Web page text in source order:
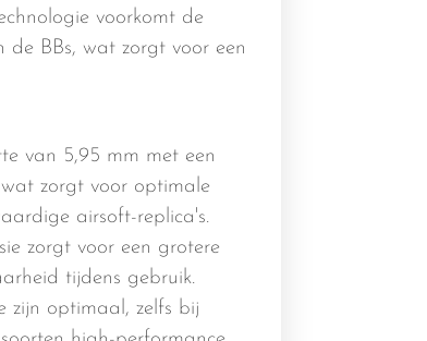
voorkomt de
BBs, wat zorgt voor een
van 5,95 mm met een
zorgt voor optimale
airsoft-replica's.
zorgt voor een grotere
tijdens gebruik.
zijn optimaal, zelfs bij